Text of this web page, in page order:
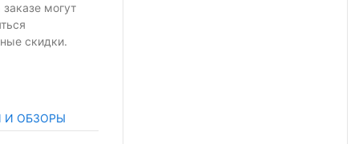
могут
скидки.
И ОБЗОРЫ